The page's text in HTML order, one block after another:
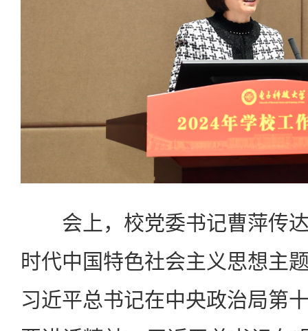
会上，校党委书记曹萍传达
时代中国特色社会主义思想主
习近平总书记在中央政治局第